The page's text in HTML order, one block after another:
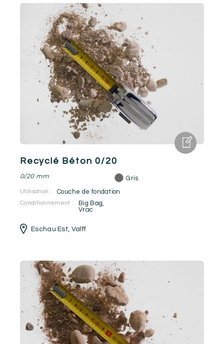
Recyclé Béton 0/20
0/20 mm Gris
Utilisation : Couche de fondation
Conditionnement : Big Bag
Vrac
Eschau Est Valff